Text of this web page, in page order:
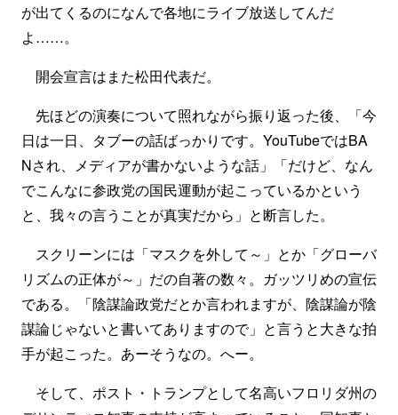
が出てくるのになんで各地にライブ放送してんだ
よ……。
開会宣言はまた松田代表だ。
先ほどの演奏について照れながら振り返った後、「今
日は一日、タブーの話ばっかりです。YouTubeではBA
Nされ、メディアが書かないような話」「だけど、なん
でこんなに参政党の国民運動が起こっているかという
と、我々の言うことが真実だから」と断言した。
スクリーンには「マスクを外して～」とか「グローバ
リズムの正体が～」だの自著の数々。ガッツリめの宣伝
である。「陰謀論政党だとか言われますが、陰謀論が陰
謀論じゃないと書いてありますので」と言うと大きな拍
手が起こった。あーそうなの。へー。
そして、ポスト・トランプとして名高いフロリダ州の